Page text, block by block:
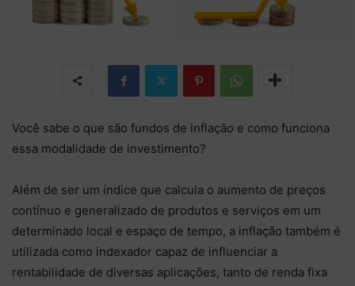
Você sabe o que são fundos de inflação e como funciona
essa modalidade de investimento?
Além de ser um índice que calcula o aumento de preços
contínuo e generalizado de produtos e serviços em um
determinado local e espaço de tempo, a inflação também é
utilizada como indexador capaz de influenciar a
rentabilidade de diversas aplicações, tanto de renda fixa